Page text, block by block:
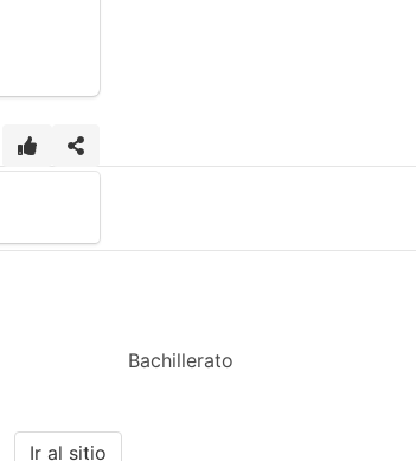
Bachillerato
Ir al sitio